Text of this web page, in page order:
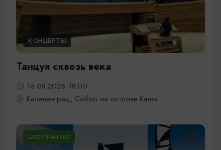
КОНЦЕРТЫ
Танцуя сквозь века
16.08.2026 18:00
Калининград, Собор на острове Канта
БЕСПЛАТНО